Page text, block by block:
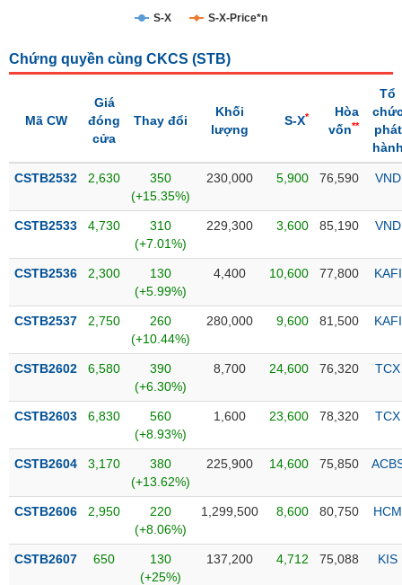
thái
cổ
Quy
thị
trường
yết
yết
Niêm
bổ
sung
Hủy
niêm
Theo
đặc
Không
S-X S-X-Price*n
Chứng quyền cùng CKCS (STB)
Mã CW
Giá
đóng
cửa
Thay đổi
Khối
lượng
S-X*
Hòa
vốn**
Tổ
phát
CSTB2532 2,630
350
(+15.35%)
230,000 5,900 76,590 VND
CSTB2533 4,730
310
(+7.01%)
229,300 3,600 85,190 VND
CSTB2536 2,300
130
(+5.99%)
4,400 10,600 77,800 KAFI
CSTB2537 2,750
260
(+10.44%)
280,000 9,600 81,500 KAFI
CSTB2602 6,580
390
(+6.30%)
8,700 24,600 76,320 TCX
CSTB2603 6,830
560
(+8.93%)
1,600 23,600 78,320 TCX
CSTB2604 3,170
380
(+13.62%)
225,900 14,600 75,850
CSTB2606 2,950
220
(+8.06%)
1,299,500 8,600 80,750 HCM
CSTB2607 650
130
(+25%)
137,200 4,712 75,088 KIS
NGÀNH
CỔ
PHÁI
SINH
PHIẾU
ĐẦU